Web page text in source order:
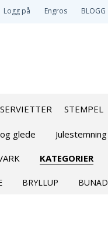
Logg på Engros BLOGG
SERVIETTER STEMPEL
glede Julestemning
KATEGORIER
BRYLLUP BUNAD